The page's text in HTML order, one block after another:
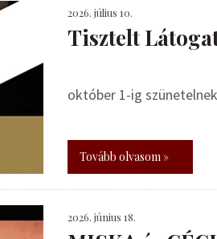
2026. július 10.
Tisztelt
október 1-ig
Tovább olvasom »
2026. június 18.